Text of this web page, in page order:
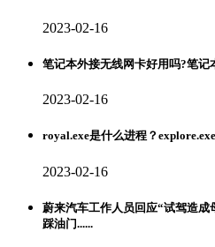
2023-02-16
笔记本外接无线网卡好用吗?笔记
2023-02-16
royal.exe是什么进程？
2023-02-16
蔚来汽车工作人员回应“试驾造
踩油门......